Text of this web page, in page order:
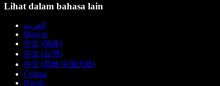
Lihat dalam bahasa lain
العربية
Magyar
中文 (简体)
中文 (台灣)
中文 (简体 中国大陆)
Čeština
Dansk